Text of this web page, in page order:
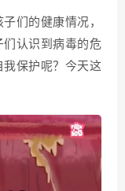
们的健康情况，
认识到病毒的危
我保护呢？今天这